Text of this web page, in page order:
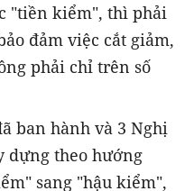
"tiền kiểm", thì phải
đảm việc cắt giảm,
phải chỉ trên số
ban hành và 3 Nghị
dựng theo hướng
sang "hậu kiểm",